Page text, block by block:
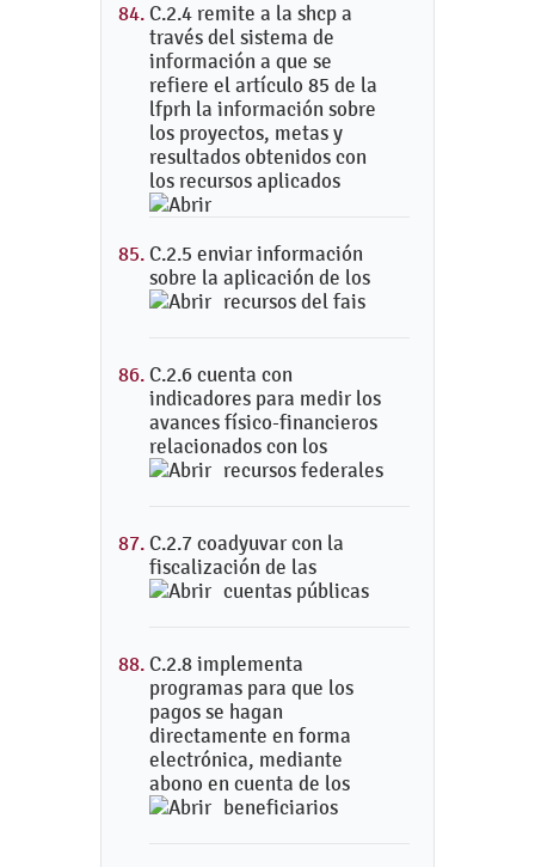
C.2.4 remite a la shcp a
través del sistema de
información a que se
refiere el artículo 85 de la
lfprh la información sobre
los proyectos, metas y
resultados obtenidos con
los recursos aplicados
C.2.5 enviar información
sobre la aplicación de los
recursos del fais
C.2.6 cuenta con
indicadores para medir los
avances físico-financieros
relacionados con los
recursos federales
C.2.7 coadyuvar con la
fiscalización de las
cuentas públicas
C.2.8 implementa
programas para que los
pagos se hagan
directamente en forma
electrónica, mediante
abono en cuenta de los
beneficiarios